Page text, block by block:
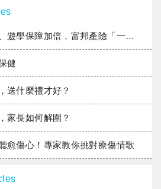
，富邦產險「一期逐夢」專案加碼遠距醫療與緊急救援
健
送什麼禮才好？
家長如何解圍？
愈傷心！專家教你挑對療傷情歌